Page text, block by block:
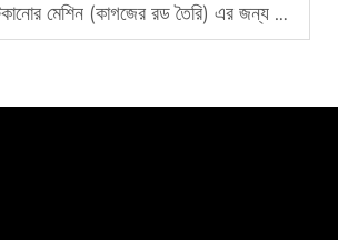
মেশিন (কাগজের রড তৈরি) এর জন্য আঠার নির্বাচন গাইড